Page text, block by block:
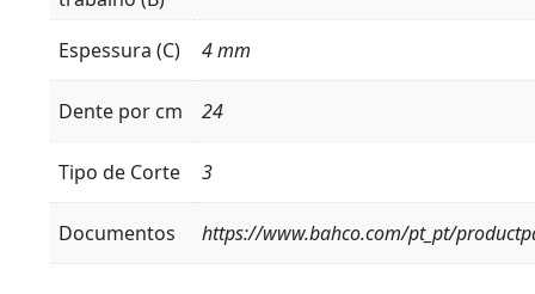
Espessura (C) 4 mm
Dente por cm 24
Tipo de Corte 3
Documentos https://www.bahco.com/pt_pt/